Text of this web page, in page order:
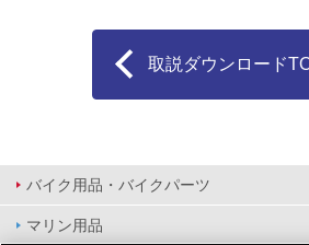
取説ダウンロード
バイク用品・バイクパーツ
マリン用品